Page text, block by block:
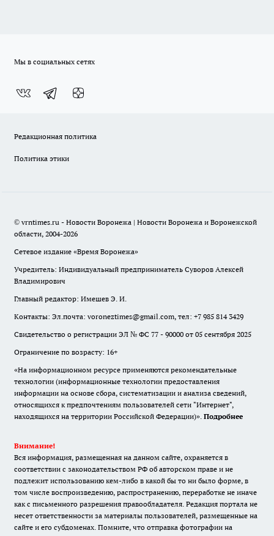
Мы в социальных сетях
Редакционная политика
Политика этики
© vrntimes.ru - Новости Воронежа | Новости Воронежа и Воронежской
области, 2004-2026
Сетевое издание «Время Воронежа»
Учредитель: Индивидуальный предприниматель Суворов Алексей
Владимирович
Главный редактор: Имешев Э. И.
Контакты: Эл.почта: voroneztimes@gmail.com, тел: +7 985 814 3429
Свидетельство о регистрации ЭЛ № ФС 77 - 90000 от 05 сентября 2025
Ограничение по возрасту: 16+
«На информационном ресурсе применяются рекомендательные
технологии (информационные технологии предоставления
информации на основе сбора, систематизации и анализа сведений,
относящихся к предпочтениям пользователей сети "Интернет",
находящихся на территории Российской Федерации)». Подробнее
Внимание!
Вся информация, размещенная на данном сайте, охраняется в
соответствии с законодательством РФ об авторском праве и не
подлежит использованию кем-либо в какой бы то ни было форме, в
том числе воспроизведению, распространению, переработке не иначе
как с письменного разрешения правообладателя. Редакция портала не
несет ответственности за материалы пользователей, размещенные на
сайте и его субдоменах. Помните, что отправка фотографии на